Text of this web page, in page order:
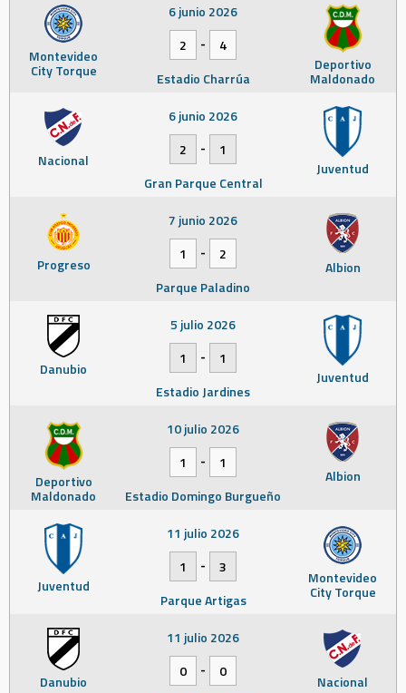
Montevideo
City Torque Deportivo
Maldonado
6 junio 2026
2
-
4
Estadio Charrúa
Nacional Juventud
6 junio 2026
2
-
1
Gran Parque Central
Progreso Albion
7 junio 2026
1
-
2
Parque Paladino
Danubio Juventud
5 julio 2026
1
-
1
Estadio Jardines
Deportivo
Maldonado
Albion
10 julio 2026
1
-
1
Estadio Domingo Burgueño
Juventud Montevideo
City Torque
11 julio 2026
1
-
3
Parque Artigas
Danubio Nacional
11 julio 2026
0
-
0